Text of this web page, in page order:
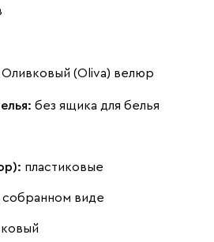
(Oliva) велюр
без ящика для белья
пластиковые
собранном виде